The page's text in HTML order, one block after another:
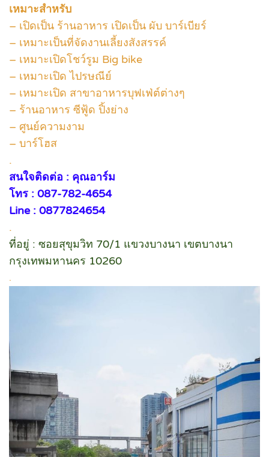
เหมาะสำหรับ
– เปิดเป็น ร้านอาหาร เปิดเป็น ผับ บาร์เบียร์
– เหมาะเป็นที่จัดงานเลี้ยงสังสรรค์
– เหมาะเปิดโชว์รูม Big bike
– เหมาะเปิด ไปรษณีย์
– เหมาะเปิด สาขาอาหารบุฟเฟ่ต์ต่างๆ
– ร้านอาหาร ซีฟู้ด ปิ้งย่าง
– ศูนย์ความงาม
– บาร์โฮส
.
สนใจติดต่อ : คุณอาร์ม
โทร : 087-782-4654
Line : 0877824654
.
ที่อยู่ : ซอยสุขุมวิท 70/1 แขวงบางนา เขตบางนา
กรุงเทพมหานคร 10260
.